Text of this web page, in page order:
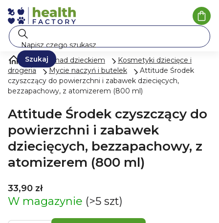
Przejść
do
treści
Szukaj
Opieka nad dzieckiem
Kosmetyki dziecięce i
drogeria
Mycie naczyń i butelek
Attitude Środek
czyszczący do powierzchni i zabawek dziecięcych,
bezzapachowy, z atomizerem (800 ml)
Attitude Środek czyszczący do
powierzchni i zabawek
dziecięcych, bezzapachowy, z
atomizerem (800 ml)
33,90 zł
W magazynie (>5 szt)